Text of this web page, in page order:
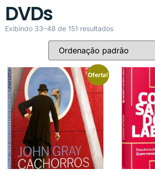
DVDs
Exibindo 33–48 de 151 resultados
Oferta!